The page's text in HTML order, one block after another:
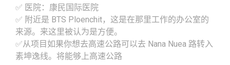
✅ 医院：康民国际医院
✅ 附近是 BTS Ploenchit，这是在那里工作的办公室的
来源。来这里被认为是方便。
✅从项目如果你想去高速公路可以去 Nana Nuea 路转入
素坤逸线。将能够上高速公路